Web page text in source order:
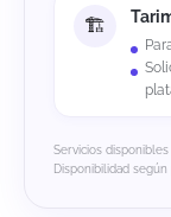
Servicios disponibles
Disponibilidad según